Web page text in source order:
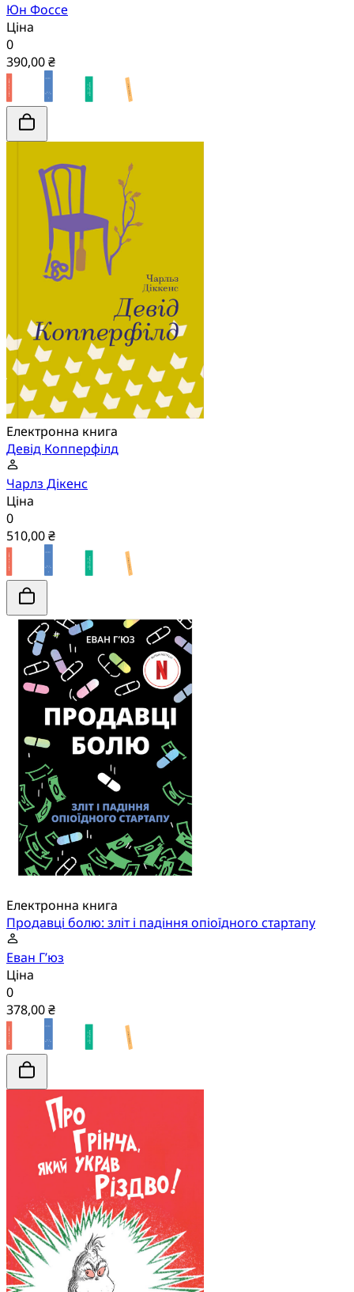
Юн Фоссе
Ціна
0
390,00 ₴
Електронна книга
Девід Копперфілд
Чарлз Дікенс
Ціна
0
510,00 ₴
Електронна книга
Продавці болю: зліт і падіння опіоїдного стартапу
Еван Г’юз
Ціна
0
378,00 ₴